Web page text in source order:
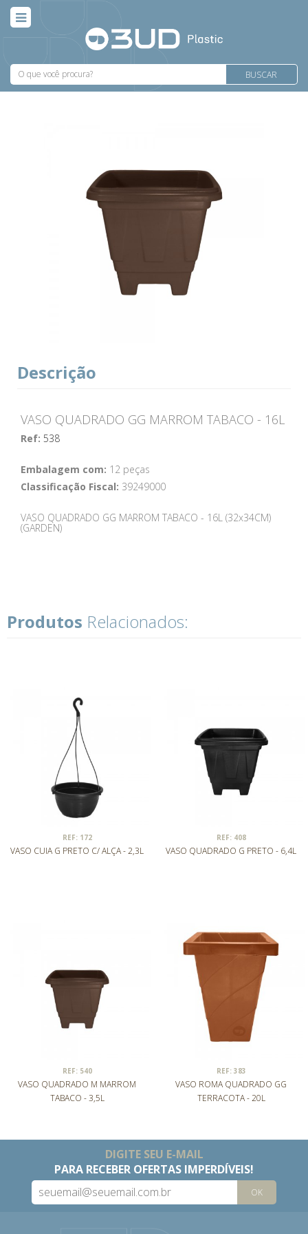
BUSCAR
Descrição
VASO QUADRADO GG MARROM TABACO - 16L
Ref: 538
Embalagem com: 12 peças
Classificação Fiscal: 39249000
VASO QUADRADO GG MARROM TABACO - 16L (32x34CM)
(GARDEN)
Produtos Relacionados:
REF: 172
VASO CUIA G PRETO C/ ALÇA - 2,3L
REF: 408
VASO QUADRADO G PRETO - 6,4L
REF: 540
VASO QUADRADO M MARROM
TABACO - 3,5L
REF: 383
VASO ROMA QUADRADO GG
TERRACOTA - 20L
DIGITE SEU E-MAIL
PARA RECEBER OFERTAS IMPERDÍVEIS!
OK